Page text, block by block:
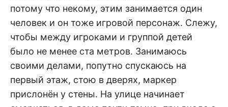
потому что некому, этим занимается один
человек и он тоже игровой персонаж. Слежу,
чтобы между игроками и группой детей
было не менее ста метров. Занимаюсь
своими делами, попутно спускаюсь на
первый этаж, стою в дверях, маркер
прислонён у стены. На улице начинает